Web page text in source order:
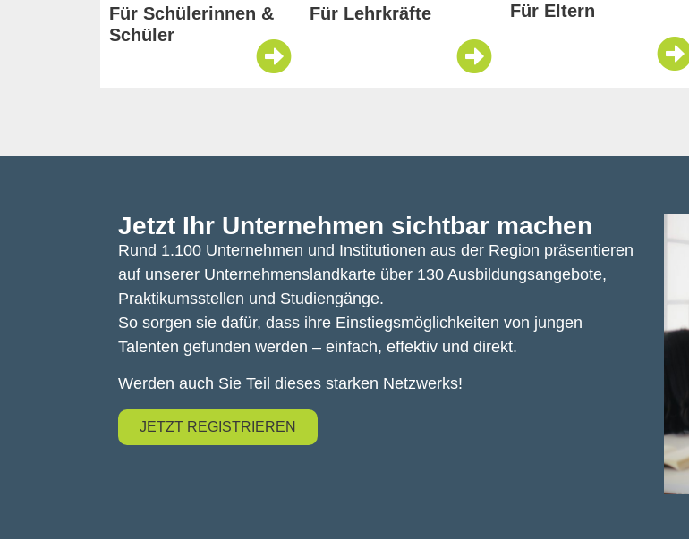
Für Schülerinnen &
Schüler
Für Lehrkräfte Für Eltern
Jetzt Ihr Unternehmen sichtbar machen
Rund 1.100 Unternehmen und Institutionen aus der Region präsentieren
auf unserer Unternehmenslandkarte über 130 Ausbildungsangebote,
Praktikumsstellen und Studiengänge.
So sorgen sie dafür, dass ihre Einstiegsmöglichkeiten von jungen
Talenten gefunden werden – einfach, effektiv und direkt.
Werden auch Sie Teil dieses starken Netzwerks!
JETZT REGISTRIEREN